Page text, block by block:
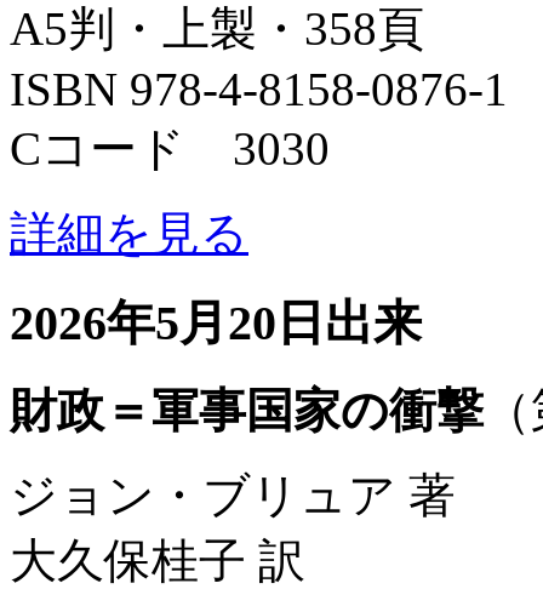
A5判・上製・358頁
ISBN 978-4-8158-0876-1
Cコード 3030
詳細を見る
2026年5月20日出来
財政＝軍事国家の衝撃（
ジョン・ブリュア 著
大久保桂子 訳